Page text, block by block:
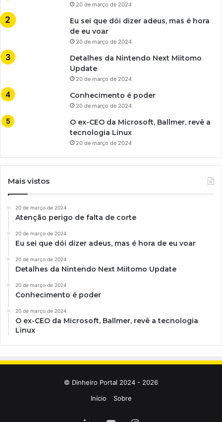
20 de março de 2024
Eu sei que dói dizer adeus, mas é hora
de eu voar
20 de março de 2024
Detalhes da Nintendo Next Miitomo
Update
20 de março de 2024
Conhecimento é poder
20 de março de 2024
O ex-CEO da Microsoft, Ballmer, revê a
tecnologia Linux
20 de março de 2024
Mais vistos
20 de março de 2024
Atenção perigo de falta de corte
20 de março de 2024
Eu sei que dói dizer adeus, mas é hora de eu voar
20 de março de 2024
Detalhes da Nintendo Next Miitomo Update
20 de março de 2024
Conhecimento é poder
20 de março de 2024
O ex-CEO da Microsoft, Ballmer, revê a tecnologia
Linux
© Dinheiro Portal 2024 - 2026
Início
Sobre